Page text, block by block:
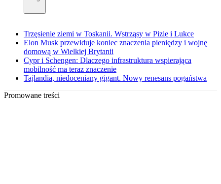
Trzęsienie ziemi w Toskanii. Wstrząsy w Pizie i Lukce
Elon Musk przewiduje koniec znaczenia pieniędzy i wojnę
domową w Wielkiej Brytanii
Cypr i Schengen: Dlaczego infrastruktura wspierająca
mobilność ma teraz znaczenie
Tajlandia, niedoceniany gigant. Nowy renesans pogaństwa
Promowane treści